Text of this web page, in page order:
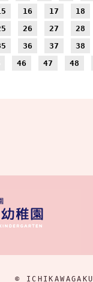
16 17 18
26 27 28
36 37 38
46 47 48
©